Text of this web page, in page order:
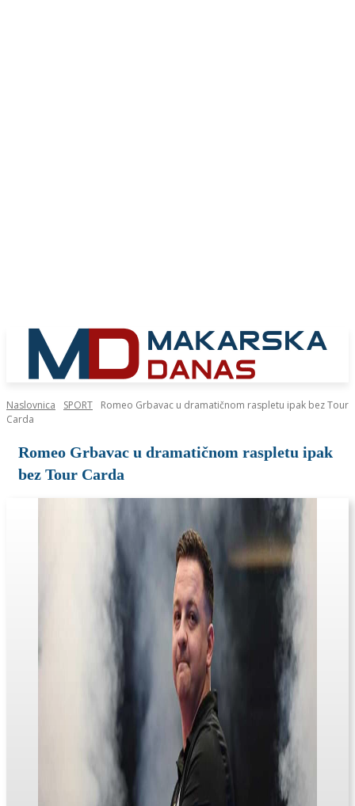
Naslovnica SPORT
Romeo Grbavac u dramatičnom raspletu ipak bez Tour
Carda
Romeo Grbavac u dramatičnom raspletu ipak
bez Tour Carda